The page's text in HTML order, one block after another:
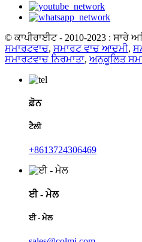
© ਕਾਪੀਰਾਈਟ - 2010-2023 : ਸਾਰੇ
ਸਮਾਰਟਵਾਚ, ਸਮਾਰਟ ਵਾਚ ਆਦਮੀ,
ਸਮਾਰਟਵਾਚ ਨਿਰਮਾਤਾ, ਅਨੁਕੂਲਿਤ
ਫ਼ੋਨ
ਟੈਲੀ
+8613724306469
ਈ - ਮੇਲ
ਈ - ਮੇਲ